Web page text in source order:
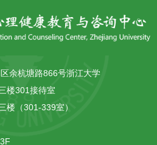
余杭塘路866号浙江大学
楼301接待室
楼（301-339室）